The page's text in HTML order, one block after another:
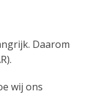
Daarom
wij ons